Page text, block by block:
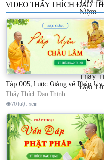
VIDEO THẦY THÍCH ĐẠO
Tập 005, Lược Giảng
Thầy Thích Đạo Thịnh
70 lượt xem